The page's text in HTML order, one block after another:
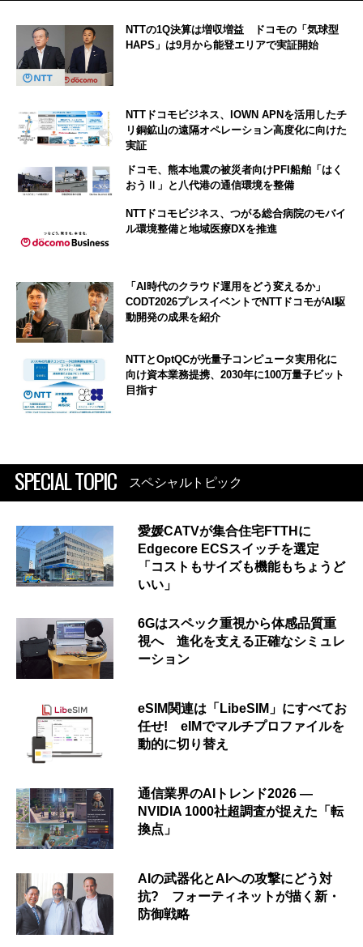
NTTの1Q決算は増収増益 ドコモの「気球型
HAPS」は9月から能登エリアで実証開始
NTTドコモビジネス、IOWN APNを活用したチ
リ銅鉱山の遠隔オペレーション高度化に向けた
実証
ドコモ、熊本地震の被災者向けPFI船舶「はく
おうⅡ」と八代港の通信環境を整備
NTTドコモビジネス、つがる総合病院のモバイ
ル環境整備と地域医療DXを推進
「AI時代のクラウド運用をどう変えるか」
CODT2026プレスイベントでNTTドコモがAI駆
動開発の成果を紹介
NTTとOptQCが光量子コンピュータ実用化に
向け資本業務提携、2030年に100万量子ビット
目指す
SPECIAL TOPIC スペシャルトピック
愛媛CATVが集合住宅FTTHに
Edgecore ECSスイッチを選定
「コストもサイズも機能もちょうど
いい」
6Gはスペック重視から体感品質重
視へ 進化を支える正確なシミュレ
ーション
eSIM関連は「LibeSIM」にすべてお
任せ! eIMでマルチプロファイルを
動的に切り替え
通信業界のAIトレンド2026 ―
NVIDIA 1000社超調査が捉えた「転
換点」
AIの武器化とAIへの攻撃にどう対
抗? フォーティネットが描く新・
防御戦略